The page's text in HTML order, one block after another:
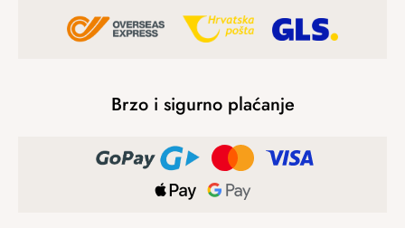
Brzo i sigurno plaćanje